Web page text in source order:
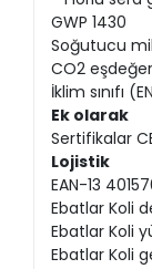
GWP 1430
Soğutucu
CO2
İklim sınıfı
Ek olarak
Sertifikalar
Lojistik
EAN-13
Ebatlar Koli
Ebatlar Koli
Ebatlar Koli